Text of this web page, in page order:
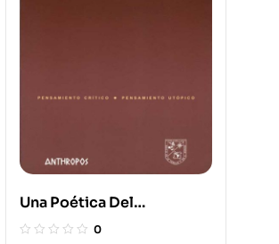
Una Poética Del
Pensamiento. Ensayo
0